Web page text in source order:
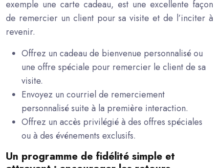
exemple une carte cadeau, est une excellente façon
de remercier un client pour sa visite et de l’inciter à
revenir.
Offrez un cadeau de bienvenue personnalisé ou
une offre spéciale pour remercier le client de sa
visite.
Envoyez un courriel de remerciement
personnalisé suite à la première interaction.
Offrez un accès privilégié à des offres spéciales
ou à des événements exclusifs.
Un programme de fidélité simple et